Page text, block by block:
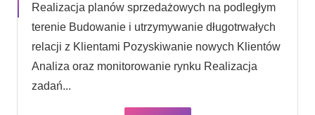
Realizacja planów sprzedażowych na podległym
terenie Budowanie i utrzymywanie długotrwałych
relacji z Klientami Pozyskiwanie nowych Klientów
Analiza oraz monitorowanie rynku Realizacja
zadań...